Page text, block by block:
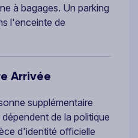
à bagages. Un parking
l'enceinte de
Arrivée
supplémentaire
de la politique
d'identité officielle